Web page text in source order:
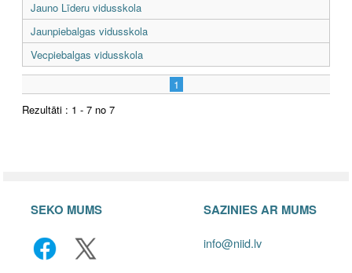
Jauno Līderu vidusskola
Jaunpiebalgas vidusskola
Vecpiebalgas vidusskola
1
Rezultāti : 1 - 7 no 7
SEKO MUMS SAZINIES AR MUMS
info@niid.lv